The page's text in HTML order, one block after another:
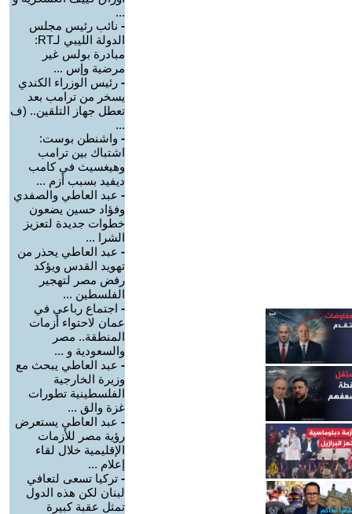
...
- نائب رئيس مجلس
الدولة الليبي لـRT:
مبادرة بولس غير
مرضية وإس ...
- رئيس الوزراء الكندي
يسخر من ترامب بعد
تعطل جهاز التلقين.. (ف
...
- واشنطن بوست:
اشتباك بين ترامب
وهيغسيث في كامب
ديفيد بسبب أزم ...
- عبد العاطي والصفدي
وفؤاد حسين يضعون
خطوات جديدة لتعزيز
الشرا ...
- عبد العاطي يحذر من
تهويد القدس ويؤكد
رفض مصر لتهجير
الفلسطين ...
- اجتماع رباعي في
عمان لاحتواء أزمات
المنطقة.. مصر
والسعودية و ...
- عبد العاطي يبحث مع
وزيرة الخارجية
الفلسطينية تطورات
غزة والق ...
- عبد العاطي يستعرض
رؤية مصر للأزمات
الإقليمية خلال لقاء
إعلام ...
- تركيا تسعى لتعافي
لبنان لكن هذه الدول
تمثل عقبة كبيرة